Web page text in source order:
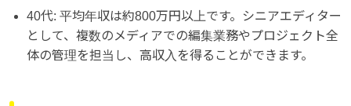
40代: 平均年収は約800万円以上です。シニアエディター
として、複数のメディアでの編集業務やプロジェクト全
体の管理を担当し、高収入を得ることができます。